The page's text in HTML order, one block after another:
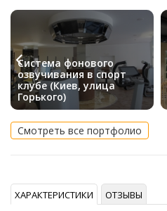
Система фонового
озвучивания в спорт
клубе (Киев, улица
Горького)
Смотреть все портфолио
ХАРАКТЕРИСТИКИ ОТЗЫВЫ